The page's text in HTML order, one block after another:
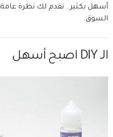
أسهل بكثير . نقدم لك نظرة عامة
السوق.
الـ DIY اصبح أسهل